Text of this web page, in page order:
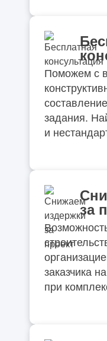
Поможем с
задания.
и
за
заказчика
при